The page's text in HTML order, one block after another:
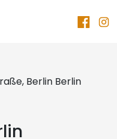
Berlin Berlin